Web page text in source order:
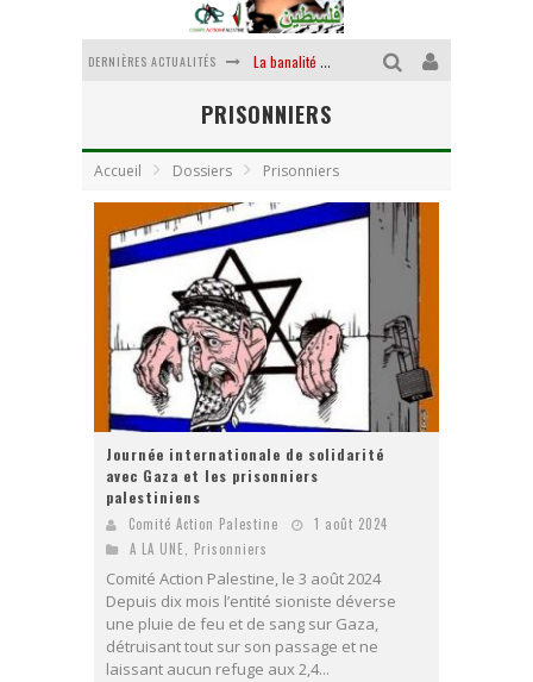
DERNIÈRES ACTUALITÉS
La banalité du mal colonial
Des accords de paix sans le peuple et contre le peuple
PRISONNIERS
Accueil Dossiers Prisonniers
Journée internationale de solidarité
avec Gaza et les prisonniers
palestiniens
Comité Action Palestine
1 août 2024
A LA UNE
Prisonniers
Comité Action Palestine, le 3 août 2024
Depuis dix mois l’entité sioniste déverse
une pluie de feu et de sang sur Gaza,
détruisant tout sur son passage et ne
laissant aucun refuge aux 2,4...